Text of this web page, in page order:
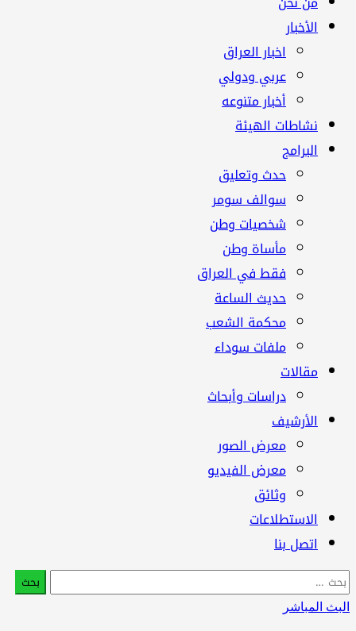
الأخبار
اخبار العراق
عربي ودولي
أخبار متنوعه
نشاطات الهيئة
البرامج
حدث وتعليق
سوالف سومر
شخصيات وطن
مأساة وطن
فقط في العراق
حديث الساعة
محكمة الشعب
ملفات سوداء
مقالات
دراسات وأبحاث
الأرشيف
معرض الصور
معرض الفيديو
وثائق
الاستطلاعات
اتصل بنا
البحث
عن:
البث المباشر